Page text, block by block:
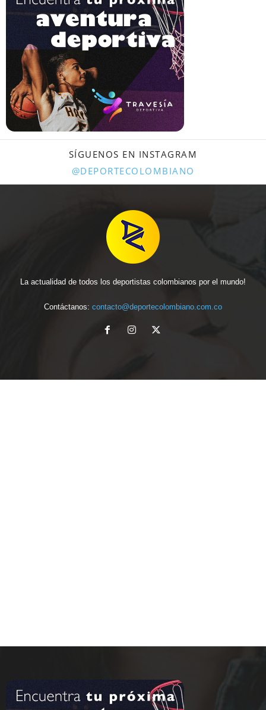
SÍGUENOS EN INSTAGRAM
@DEPORTECOLOMBIANO
La actualidad de todos los deportistas colombianos por el mundo!
Contáctanos: contacto@deportecolombiano.com.co